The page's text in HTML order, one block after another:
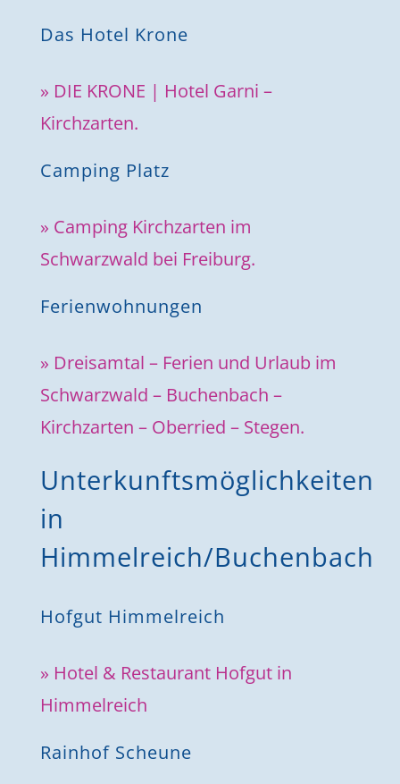
Das Hotel Krone
» DIE KRONE | Hotel Garni –
Kirchzarten.
Camping Platz
» Camping Kirchzarten im
Schwarzwald bei Freiburg.
Ferienwohnungen
» Dreisamtal – Ferien und Urlaub im
Schwarzwald – Buchenbach –
Kirchzarten – Oberried – Stegen.
Unterkunftsmöglichkeiten
in
Himmelreich/Buchenbach
Hofgut Himmelreich
» Hotel & Restaurant Hofgut in
Himmelreich
Rainhof Scheune